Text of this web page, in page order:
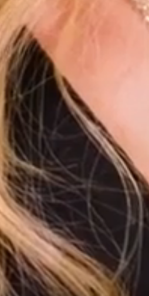
Marketing Digital,
Web SEO con IA
My Business
Alto Impacto
Google Ads